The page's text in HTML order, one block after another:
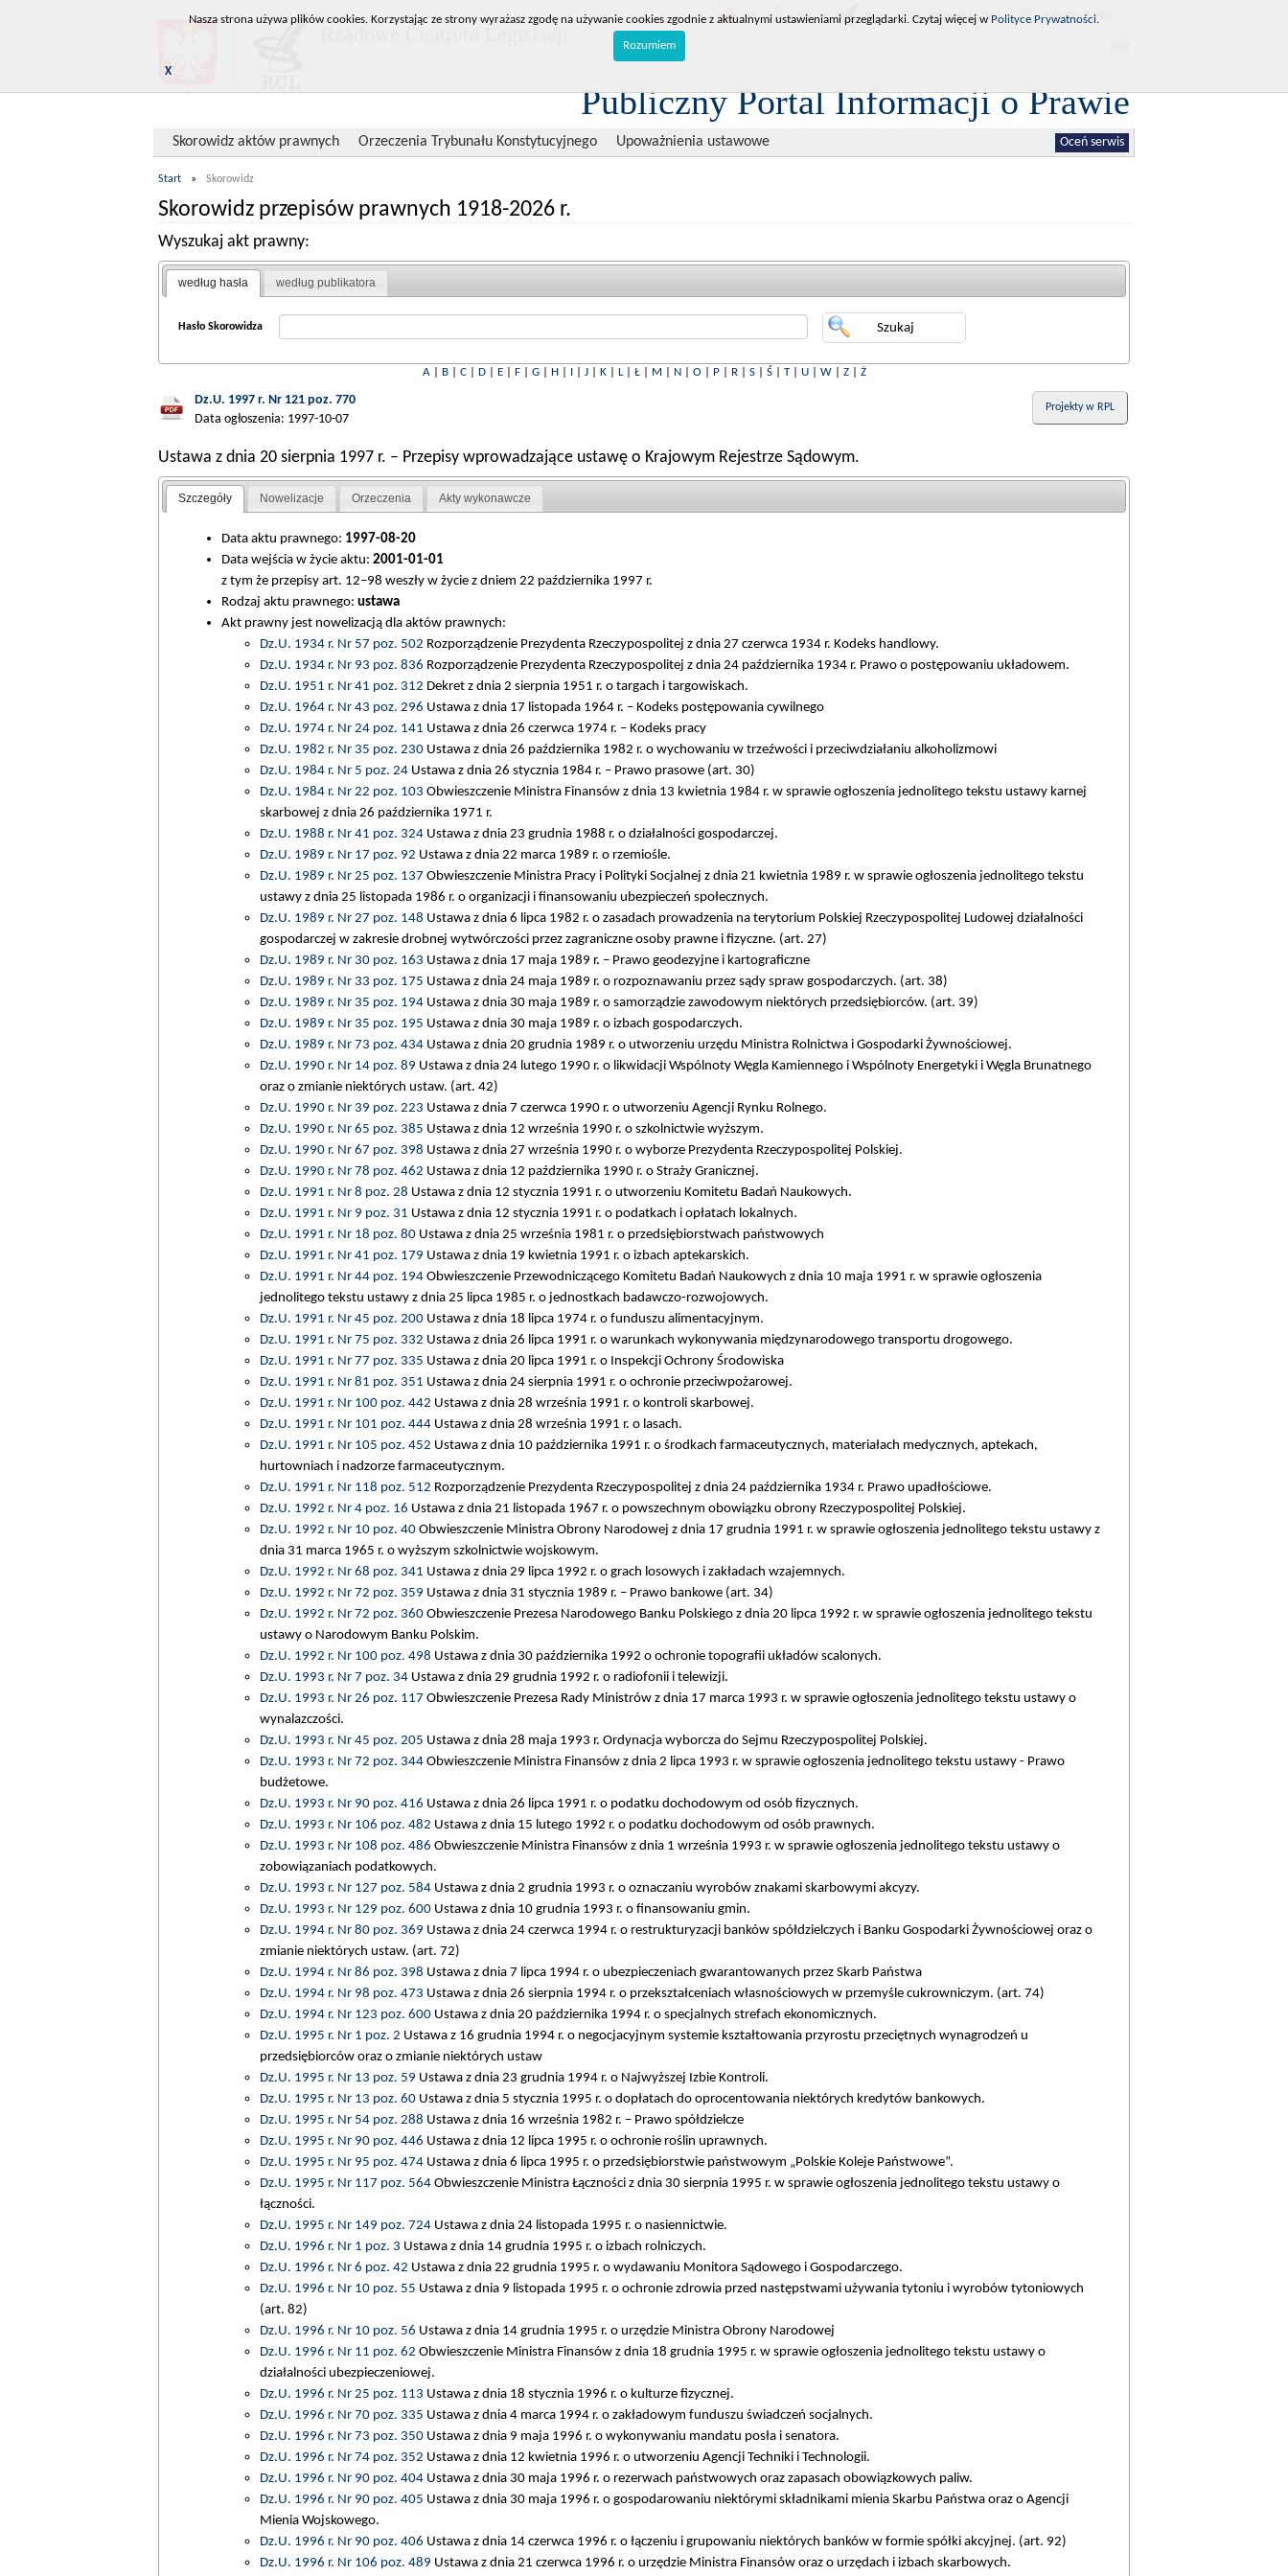
BIP RPL RCL Dziennik Ustaw Monitor Polski
Publiczny Portal Informacji o Prawie
Skorowidz aktów prawnych Orzeczenia Trybunału Konstytucyjnego Upoważnienia ustawowe Oceń serwis
Start » Skorowidz
Skorowidz przepisów prawnych 1918-2026 r.
Wyszukaj akt prawny:
według hasła według publikatora
Hasło Skorowidza
A| B| C| D| E| F| G| H| I| J| K| L| Ł| M N| O| P| R| S| Ś| T| U| W| Z| Ż
Dz.U. 1997 r. Nr 121 poz. 770
Data ogłoszenia: 1997-10-07
Projekty w RPL
Ustawa z dnia 20 sierpnia 1997 r. – Przepisy wprowadzające ustawę o Krajowym Rejestrze Sądowym.
Szczegóły Nowelizacje Orzeczenia Akty wykonawcze
Data aktu prawnego: 1997-08-20
Data wejścia w życie aktu: 2001-01-01
z tym że przepisy art. 12–98 weszły w życie z dniem 22 października 1997 r.
Rodzaj aktu prawnego: ustawa
Akt prawny jest nowelizacją dla aktów prawnych:
Dz.U. 1934 r. Nr 57 poz. 502 Rozporządzenie Prezydenta Rzeczypospolitej z dnia 27 czerwca 1934 r. Kodeks handlowy.
Dz.U. 1934 r. Nr 93 poz. 836 Rozporządzenie Prezydenta Rzeczypospolitej z dnia 24 października 1934 r. Prawo o postępowaniu układowem.
Dz.U. 1951 r. Nr 41 poz. 312 Dekret z dnia 2 sierpnia 1951 r. o targach i targowiskach.
Dz.U. 1964 r. Nr 43 poz. 296 Ustawa z dnia 17 listopada 1964 r. – Kodeks postępowania cywilnego
Dz.U. 1974 r. Nr 24 poz. 141 Ustawa z dnia 26 czerwca 1974 r. – Kodeks pracy
Dz.U. 1982 r. Nr 35 poz. 230Ustawa z dnia 26 października 1982 r. o wychowaniu w trzeźwości i przeciwdziałaniu alkoholizmowi
Dz.U. 1984 r. Nr 5 poz. 24Ustawa z dnia 26 stycznia 1984 r. – Prawo prasowe (art. 30)
Dz.U. 1984 r. Nr 22 poz. 103 Obwieszczenie Ministra Finansów z dnia 13 kwietnia 1984 r. w sprawie ogłoszenia jednolitego tekstu ustawy karnej
skarbowej z dnia 26 października 1971 r.
Dz.U. 1988 r. Nr 41 poz. 324Ustawa z dnia 23 grudnia 1988 r. o działalności gospodarczej.
Dz.U. 1989 r. Nr 17 poz. 92 Ustawa z dnia 22 marca 1989 r. o rzemiośle.
Dz.U. 1989 r. Nr 25 poz. 137 Obwieszczenie Ministra Pracy i Polityki Socjalnej z dnia 21 kwietnia 1989 r. w sprawie ogłoszenia jednolitego tekstu
ustawy z dnia 25 listopada 1986 r. o organizacji i finansowaniu ubezpieczeń społecznych.
Dz.U. 1989 r. Nr 27 poz. 148 Ustawa z dnia 6 lipca 1982 r. o zasadach prowadzenia na terytorium Polskiej Rzeczypospolitej Ludowej działalności
gospodarczej w zakresie drobnej wytwórczości przez zagraniczne osoby prawne i fizyczne. (art. 27)
Dz.U. 1989 r. Nr 30 poz. 163 Ustawa z dnia 17 maja 1989 r. – Prawo geodezyjne i kartograficzne
Dz.U. 1989 r. Nr 33 poz. 175 Ustawa z dnia 24 maja 1989 r. o rozpoznawaniu przez sądy spraw gospodarczych. (art. 38)
Dz.U. 1989 r. Nr 35 poz. 194Ustawa z dnia 30 maja 1989 r. o samorządzie zawodowym niektórych przedsiębiorców. (art. 39)
Dz.U. 1989 r. Nr 35 poz. 195 Ustawa z dnia 30 maja 1989 r. o izbach gospodarczych.
Dz.U. 1989 r. Nr 73 poz. 434Ustawa z dnia 20 grudnia 1989 r. o utworzeniu urzędu Ministra Rolnictwa i Gospodarki Żywnościowej.
Dz.U. 1990 r. Nr 14 poz. 89 Ustawa z dnia 24 lutego 1990 r. o likwidacji Wspólnoty Węgla Kamiennego i Wspólnoty Energetyki i Węgla Brunatnego
oraz o zmianie niektórych ustaw. (art. 42)
Dz.U. 1990 r. Nr 39 poz. 223 Ustawa z dnia 7 czerwca 1990 r. o utworzeniu Agencji Rynku Rolnego.
Dz.U. 1990 r. Nr 65 poz. 385 Ustawa z dnia 12 września 1990 r. o szkolnictwie wyższym.
Dz.U. 1990 r. Nr 67 poz. 398 Ustawa z dnia 27 września 1990 r. o wyborze Prezydenta Rzeczypospolitej Polskiej.
Dz.U. 1990 r. Nr 78 poz. 462 Ustawa z dnia 12 października 1990 r. o Straży Granicznej.
Dz.U. 1991 r. Nr 8 poz. 28 Ustawa z dnia 12 stycznia 1991 r. o utworzeniu Komitetu Badań Naukowych.
Dz.U. 1991 r. Nr 9 poz. 31 Ustawa z dnia 12 stycznia 1991 r. o podatkach i opłatach lokalnych.
Dz.U. 1991 r. Nr 18 poz. 80Ustawa z dnia 25 września 1981 r. o przedsiębiorstwach państwowych
Dz.U. 1991 r. Nr 41 poz. 179 Ustawa z dnia 19 kwietnia 1991 r. o izbach aptekarskich.
Dz.U. 1991 r. Nr 44 poz. 194Obwieszczenie Przewodniczącego Komitetu Badań Naukowych z dnia 10 maja 1991 r. w sprawie ogłoszenia
jednolitego tekstu ustawy z dnia 25 lipca 1985 r. o jednostkach badawczo-rozwojowych.
Dz.U. 1991 r. Nr 45 poz. 200Ustawa z dnia 18 lipca 1974 r. o funduszu alimentacyjnym.
Dz.U. 1991 r. Nr 75 poz. 332 Ustawa z dnia 26 lipca 1991 r. o warunkach wykonywania międzynarodowego transportu drogowego.
Dz.U. 1991 r. Nr 77 poz. 335 Ustawa z dnia 20 lipca 1991 r. o Inspekcji Ochrony Środowiska
Dz.U. 1991 r. Nr 81 poz. 351 Ustawa z dnia 24 sierpnia 1991 r. o ochronie przeciwpożarowej.
Dz.U. 1991 r. Nr 100 poz. 442 Ustawa z dnia 28 września 1991 r. o kontroli skarbowej.
Dz.U. 1991 r. Nr 101 poz. 444Ustawa z dnia 28 września 1991 r. o lasach.
Dz.U. 1991 r. Nr 105 poz. 452 Ustawa z dnia 10 października 1991 r. o środkach farmaceutycznych, materiałach medycznych, aptekach,
hurtowniach i nadzorze farmaceutycznym.
Dz.U. 1991 r. Nr 118 poz. 512 Rozporządzenie Prezydenta Rzeczypospolitej z dnia 24 października 1934 r. Prawo upadłościowe.
Dz.U. 1992 r. Nr 4 poz. 16 Ustawa z dnia 21 listopada 1967 r. o powszechnym obowiązku obrony Rzeczypospolitej Polskiej.
Dz.U. 1992 r. Nr 10 poz. 40Obwieszczenie Ministra Obrony Narodowej z dnia 17 grudnia 1991 r. w sprawie ogłoszenia jednolitego tekstu ustawy z
dnia 31 marca 1965 r. o wyższym szkolnictwie wojskowym.
Dz.U. 1992 r. Nr 68 poz. 341 Ustawa z dnia 29 lipca 1992 r. o grach losowych i zakładach wzajemnych.
Dz.U. 1992 r. Nr 72 poz. 359 Ustawa z dnia 31 stycznia 1989 r. – Prawo bankowe (art. 34)
Dz.U. 1992 r. Nr 72 poz. 360Obwieszczenie Prezesa Narodowego Banku Polskiego z dnia 20 lipca 1992 r. w sprawie ogłoszenia jednolitego tekstu
ustawy o Narodowym Banku Polskim.
Dz.U. 1992 r. Nr 100 poz. 498 Ustawa z dnia 30 października 1992 o ochronie topografii układów scalonych.
Dz.U. 1993 r. Nr 7 poz. 34Ustawa z dnia 29 grudnia 1992 r. o radiofonii i telewizji.
Dz.U. 1993 r. Nr 26 poz. 117 Obwieszczenie Prezesa Rady Ministrów z dnia 17 marca 1993 r. w sprawie ogłoszenia jednolitego tekstu ustawy o
wynalazczości.
Dz.U. 1993 r. Nr 45 poz. 205 Ustawa z dnia 28 maja 1993 r. Ordynacja wyborcza do Sejmu Rzeczypospolitej Polskiej.
Dz.U. 1993 r. Nr 72 poz. 344Obwieszczenie Ministra Finansów z dnia 2 lipca 1993 r. w sprawie ogłoszenia jednolitego tekstu ustawy - Prawo
budżetowe.
Dz.U. 1993 r. Nr 90 poz. 416 Ustawa z dnia 26 lipca 1991 r. o podatku dochodowym od osób fizycznych.
Dz.U. 1993 r. Nr 106 poz. 482 Ustawa z dnia 15 lutego 1992 r. o podatku dochodowym od osób prawnych.
Dz.U. 1993 r. Nr 108 poz. 486 Obwieszczenie Ministra Finansów z dnia 1 września 1993 r. w sprawie ogłoszenia jednolitego tekstu ustawy o
zobowiązaniach podatkowych.
Dz.U. 1993 r. Nr 127 poz. 584Ustawa z dnia 2 grudnia 1993 r. o oznaczaniu wyrobów znakami skarbowymi akcyzy.
Dz.U. 1993 r. Nr 129 poz. 600Ustawa z dnia 10 grudnia 1993 r. o finansowaniu gmin.
Dz.U. 1994 r. Nr 80 poz. 369 Ustawa z dnia 24 czerwca 1994 r. o restrukturyzacji banków spółdzielczych i Banku Gospodarki Żywnościowej oraz o
zmianie niektórych ustaw. (art. 72)
Dz.U. 1994 r. Nr 86 poz. 398 Ustawa z dnia 7 lipca 1994 r. o ubezpieczeniach gwarantowanych przez Skarb Państwa
Dz.U. 1994 r. Nr 98 poz. 473 Ustawa z dnia 26 sierpnia 1994 r. o przekształceniach własnościowych w przemyśle cukrowniczym. (art. 74)
Dz.U. 1994 r. Nr 123 poz. 600Ustawa z dnia 20 października 1994 r. o specjalnych strefach ekonomicznych.
Dz.U. 1995 r. Nr 1 poz. 2 Ustawa z 16 grudnia 1994 r. o negocjacyjnym systemie kształtowania przyrostu przeciętnych wynagrodzeń u
przedsiębiorców oraz o zmianie niektórych ustaw
Dz.U. 1995 r. Nr 13 poz. 59 Ustawa z dnia 23 grudnia 1994 r. o Najwyższej Izbie Kontroli.
Dz.U. 1995 r. Nr 13 poz. 60Ustawa z dnia 5 stycznia 1995 r. o dopłatach do oprocentowania niektórych kredytów bankowych.
Dz.U. 1995 r. Nr 54 poz. 288 Ustawa z dnia 16 września 1982 r. – Prawo spółdzielcze
Dz.U. 1995 r. Nr 90 poz. 446 Ustawa z dnia 12 lipca 1995 r. o ochronie roślin uprawnych.
Dz.U. 1995 r. Nr 95 poz. 474Ustawa z dnia 6 lipca 1995 r. o przedsiębiorstwie państwowym „Polskie Koleje Państwowe”.
Dz.U. 1995 r. Nr 117 poz. 564Obwieszczenie Ministra Łączności z dnia 30 sierpnia 1995 r. w sprawie ogłoszenia jednolitego tekstu ustawy o
łączności.
Dz.U. 1995 r. Nr 149 poz. 724Ustawa z dnia 24 listopada 1995 r. o nasiennictwie.
Dz.U. 1996 r. Nr 1 poz. 3 Ustawa z dnia 14 grudnia 1995 r. o izbach rolniczych.
Dz.U. 1996 r. Nr 6 poz. 42 Ustawa z dnia 22 grudnia 1995 r. o wydawaniu Monitora Sądowego i Gospodarczego.
Dz.U. 1996 r. Nr 10 poz. 55 Ustawa z dnia 9 listopada 1995 r. o ochronie zdrowia przed następstwami używania tytoniu i wyrobów tytoniowych
(art. 82)
Dz.U. 1996 r. Nr 10 poz. 56 Ustawa z dnia 14 grudnia 1995 r. o urzędzie Ministra Obrony Narodowej
Dz.U. 1996 r. Nr 11 poz. 62 Obwieszczenie Ministra Finansów z dnia 18 grudnia 1995 r. w sprawie ogłoszenia jednolitego tekstu ustawy o
działalności ubezpieczeniowej.
Dz.U. 1996 r. Nr 25 poz. 113 Ustawa z dnia 18 stycznia 1996 r. o kulturze fizycznej.
Dz.U. 1996 r. Nr 70 poz. 335 Ustawa z dnia 4 marca 1994 r. o zakładowym funduszu świadczeń socjalnych.
Dz.U. 1996 r. Nr 73 poz. 350Ustawa z dnia 9 maja 1996 r. o wykonywaniu mandatu posła i senatora.
Dz.U. 1996 r. Nr 74 poz. 352 Ustawa z dnia 12 kwietnia 1996 r. o utworzeniu Agencji Techniki i Technologii.
Dz.U. 1996 r. Nr 90 poz. 404Ustawa z dnia 30 maja 1996 r. o rezerwach państwowych oraz zapasach obowiązkowych paliw.
Dz.U. 1996 r. Nr 90 poz. 405 Ustawa z dnia 30 maja 1996 r. o gospodarowaniu niektórymi składnikami mienia Skarbu Państwa oraz o Agencji
Mienia Wojskowego.
Dz.U. 1996 r. Nr 90 poz. 406 Ustawa z dnia 14 czerwca 1996 r. o łączeniu i grupowaniu niektórych banków w formie spółki akcyjnej. (art. 92)
Dz.U. 1996 r. Nr 106 poz. 489 Ustawa z dnia 21 czerwca 1996 r. o urzędzie Ministra Finansów oraz o urzędach i izbach skarbowych.
Nasza strona używa plików cookies. Korzystając ze strony wyrażasz zgodę na używanie cookies zgodnie z aktualnymi ustawieniami przeglądarki. Czytaj więcej w Polityce Prywatności.
Rozumiem
X